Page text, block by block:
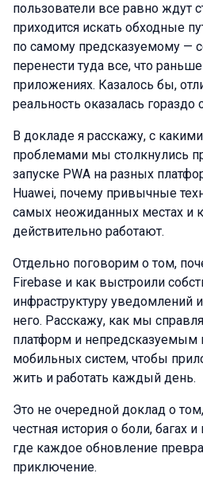
пользователи все равно ждут
приходится искать обходные
по самому предсказуемому —
перенести туда все, что
приложениях. Казалось бы,
реальность оказалась гораздо
В докладе я расскажу, с
проблемами мы столкнулись
запуске PWA на разных
Huawei, почему привычные
самых неожиданных местах и
действительно работают.
Отдельно поговорим о том,
Firebase и как выстроили
инфраструктуру уведомлений
него. Расскажу, как мы
платформ и непредсказуемым
мобильных систем, чтобы
жить и работать каждый день.
Это не очередной доклад о
честная история о боли, багах
где каждое обновление
приключение.